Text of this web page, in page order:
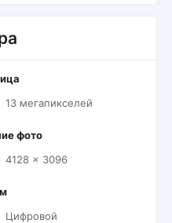
13 мегапикселей
фото
4128 x 3096
Цифровой